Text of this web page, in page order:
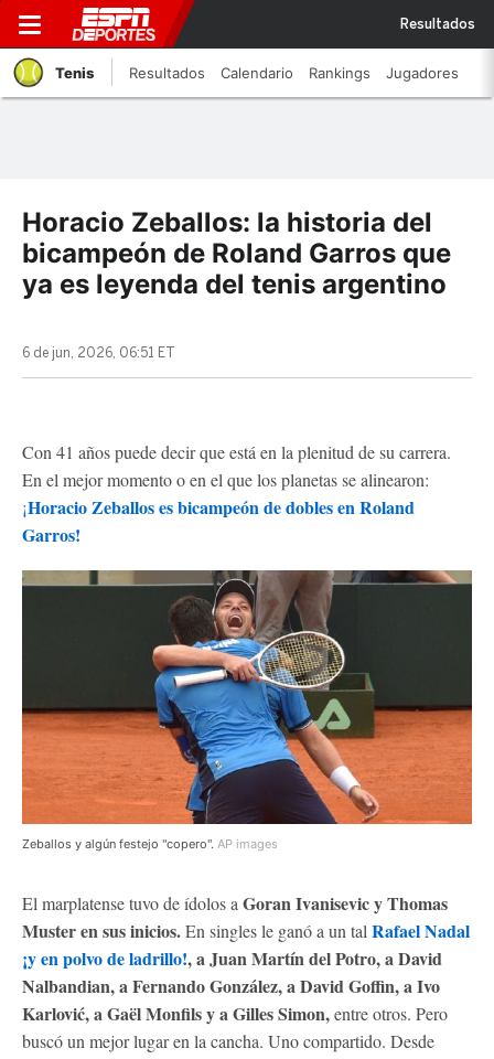
Resultados
Tenis Resultados Calendario Rankings Jugadores
Horacio Zeballos: la historia del
bicampeón de Roland Garros que
ya es leyenda del tenis argentino
6 de jun, 2026, 06:51 ET
Con 41 años puede decir que está en la plenitud de su carrera.
En el mejor momento o en el que los planetas se alinearon:
¡Horacio Zeballos es bicampeón de dobles en Roland
Garros!
Zeballos y algún festejo "copero". AP images
El marplatense tuvo de ídolos a Goran Ivanisevic y Thomas
Muster en sus inicios.En singles le ganó a un tal Rafael Nadal
¡y en polvo de ladrillo!, a Juan Martín del Potro, a David
Nalbandian, a Fernando González, a David Goffin, a Ivo
Karlović, a Gaël Monfils y a Gilles Simon,entre otros. Pero
buscó un mejor lugar en la cancha. Uno compartido. Desde